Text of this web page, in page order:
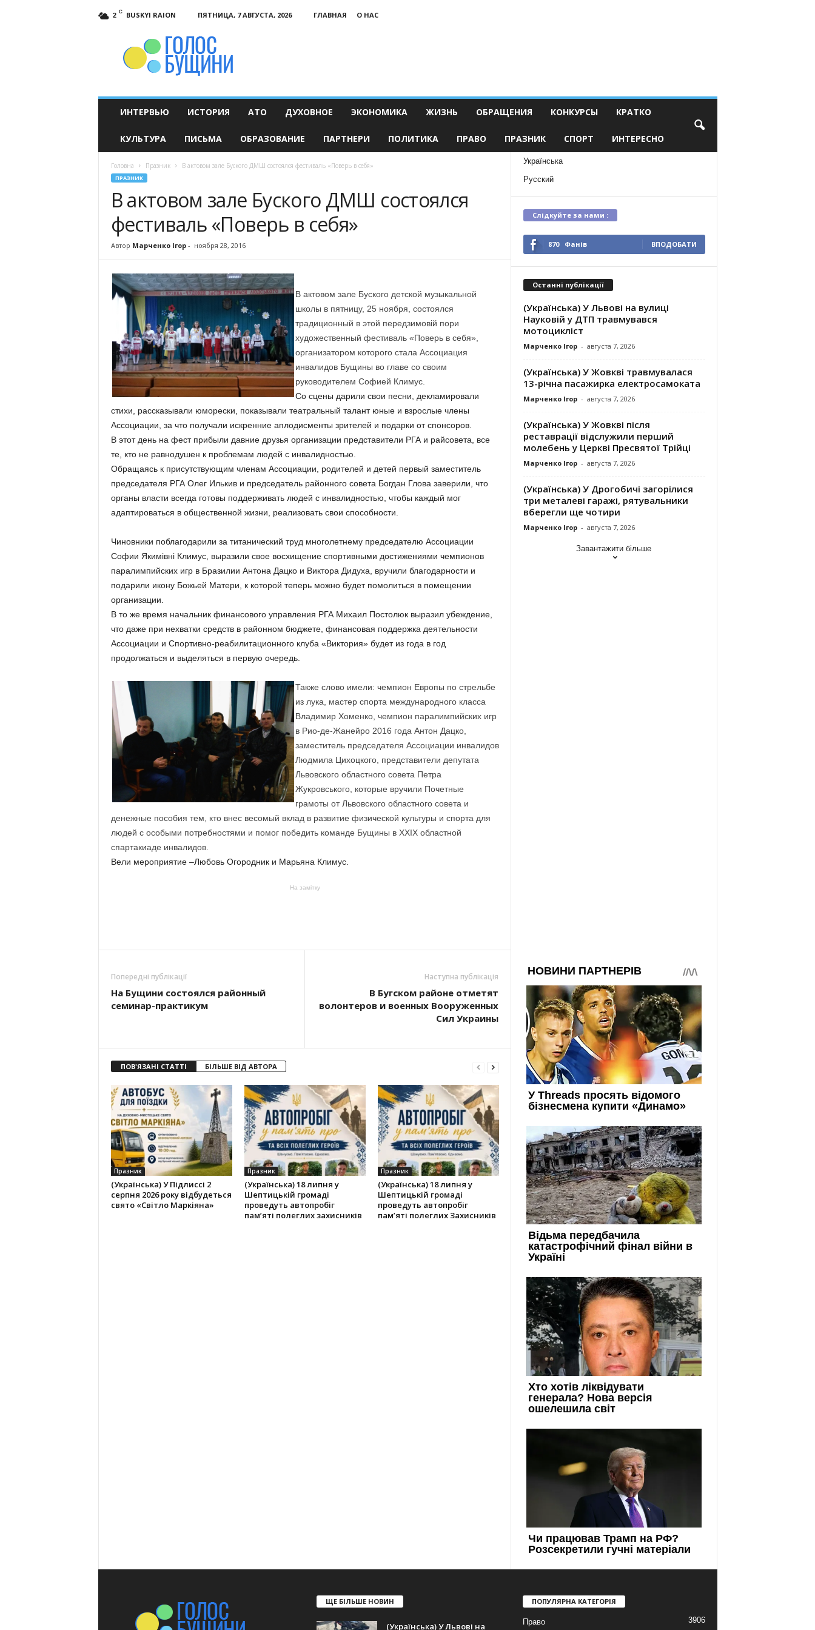
2 C BUSKYI RAION ПЯТНИЦА, 7 АВГУСТА, 2026 ГЛАВНАЯ
О НАС
ИНТЕРВЬЮ ИСТОРИЯ АТО ДУХОВНОЕ ЭКОНОМИКА ЖИЗНЬ ОБРАЩЕНИЯ КОНКУРСЫ КРАТКО
КУЛЬТУРА ПИСЬМА ОБРАЗОВАНИЕ ПАРТНЕРИ ПОЛИТИКА ПРАВО ПРАЗНИК СПОРТ ИНТЕРЕСНО
Головна Празник В актовом зале Буского ДМШ состоялся фестиваль «Поверь в себя»
ПРАЗНИК
В актовом зале Буского ДМШ состоялся
фестиваль «Поверь в себя»
Автор Марченко Ігор- ноября 28, 2016
В актовом зале Буского детской музыкальной
школы в пятницу, 25 ноября, состоялся
традиционный в этой передзимовій пори
художественный фестиваль «Поверь в себя»,
организатором которого стала Ассоциация
инвалидов Бущины во главе со своим
руководителем Софией Климус.
Со сцены дарили свои песни, декламировали
стихи, рассказывали юморески, показывали театральный талант юные и взрослые члены
Ассоциации, за что получали искренние аплодисменты зрителей и подарки от спонсоров.
В этот день на фест прибыли давние друзья организации представители РГА и райсовета, все
те, кто не равнодушен к проблемам людей с инвалидностью.
Обращаясь к присутствующим членам Ассоциации, родителей и детей первый заместитель
председателя РГА Олег Илькив и председатель районного совета Богдан Глова заверили, что
органы власти всегда готовы поддерживать людей с инвалидностью, чтобы каждый мог
адаптироваться в общественной жизни, реализовать свои способности.
Чиновники поблагодарили за титанический труд многолетнему председателю Ассоциации
Софии Якимівні Климус, выразили свое восхищение спортивными достижениями чемпионов
паралимпийских игр в Бразилии Антона Дацко и Виктора Дидуха, вручили благодарности и
подарили икону Божьей Матери, к которой теперь можно будет помолиться в помещении
организации.
В то же время начальник финансового управления РГА Михаил Постолюк выразил убеждение,
что даже при нехватки средств в районном бюджете, финансовая поддержка деятельности
Ассоциации и Спортивно-реабилитационного клуба «Виктория» будет из года в год
продолжаться и выделяться в первую очередь.
Также слово имели: чемпион Европы по стрельбе
из лука, мастер спорта международного класса
Владимир Хоменко, чемпион паралимпийских игр
в Рио-де-Жанейро 2016 года Антон Дацко,
заместитель председателя Ассоциации инвалидов
Людмила Цихоцкого, представители депутата
Львовского областного совета Петра
Жукровського, которые вручили Почетные
грамоты от Львовского областного совета и
денежные пособия тем, кто внес весомый вклад в развитие физической культуры и спорта для
людей с особыми потребностями и помог победить команде Бущины в XXIX областной
спартакиаде инвалидов.
Вели мероприятие –Любовь Огородник и Марьяна Климус.
На замітку
Попередні публікації
На Бущини состоялся районный
семинар-практикум
Наступна публікація
В Бугском районе отметят
волонтеров и военных Вооруженных
Сил Украины
ПОВ'ЯЗАНІ СТАТТІ БІЛЬШЕ ВІД АВТОРА
Празник
(Українська) У Підлиссі 2
серпня 2026 року відбудеться
свято «Світло Маркіяна»
Празник
(Українська) 18 липня у
Шептицькій громаді
проведуть автопробіг
пам’яті полеглих захисників
Празник
(Українська) 18 липня у
Шептицькій громаді
проведуть автопробіг
пам’яті полеглих Захисників
Українська
Русский
Слідкуйте за нами :
870 Фанів ВПОДОБАТИ
Останні публікації
(Українська) У Львові на вулиці
Науковій у ДТП травмувався
мотоцикліст
Марченко Ігор - августа 7, 2026
(Українська) У Жовкві травмувалася
13-річна пасажирка електросамоката
Марченко Ігор - августа 7, 2026
(Українська) У Жовкві після
реставрації відслужили перший
молебень у Церкві Пресвятої Трійці
Марченко Ігор - августа 7, 2026
(Українська) У Дрогобичі загорілися
три металеві гаражі, рятувальники
вберегли ще чотири
Марченко Ігор - августа 7, 2026
Завантажити більше
ЩЕ БІЛЬШЕ НОВИН
(Українська) У Львові на
ПОПУЛЯРНА КАТЕГОРІЯ
Право 3906